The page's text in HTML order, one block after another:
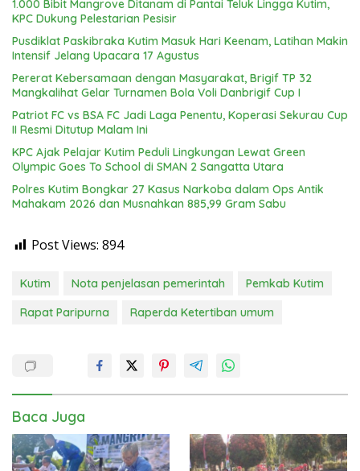
1.000 Bibit Mangrove Ditanam di Pantai Teluk Lingga Kutim,
KPC Dukung Pelestarian Pesisir
Pusdiklat Paskibraka Kutim Masuk Hari Keenam, Latihan Makin
Intensif Jelang Upacara 17 Agustus
Pererat Kebersamaan dengan Masyarakat, Brigif TP 32
Mangkalihat Gelar Turnamen Bola Voli Danbrigif Cup I
Patriot FC vs BSA FC Jadi Laga Penentu, Koperasi Sekurau Cup
II Resmi Ditutup Malam Ini
KPC Ajak Pelajar Kutim Peduli Lingkungan Lewat Green
Olympic Goes To School di SMAN 2 Sangatta Utara
Polres Kutim Bongkar 27 Kasus Narkoba dalam Ops Antik
Mahakam 2026 dan Musnahkan 885,99 Gram Sabu
Post Views: 894
Kutim Nota penjelasan pemerintah
Pemkab Kutim
Rapat Paripurna
Raperda Ketertiban umum
Baca Juga